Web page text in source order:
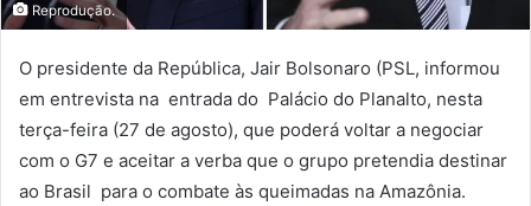
Reprodução.
O presidente da República, Jair Bolsonaro (PSL, informou
em entrevista na entrada do Palácio do Planalto, nesta
terça-feira (27 de agosto), que poderá voltar a negociar
com o G7 e aceitar a verba que o grupo pretendia destinar
ao Brasil para o combate às queimadas na Amazônia.